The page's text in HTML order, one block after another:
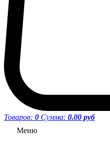
Товаров: 0 Сумма: 0.00 руб
Меню